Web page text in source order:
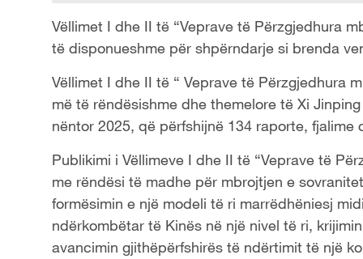
Vëllimet I dhe II të “Veprave të Përzgjedhura
të disponueshme për shpërndarje si brenda
Vëllimet I dhe II të “ Veprave të Përzgjedhura
më të rëndësishme dhe themelore të Xi
nëntor 2025, që përfshijnë 134 raporte, fjalime
Publikimi i Vëllimeve I dhe II të “Veprave të
me rëndësi të madhe për mbrojtjen e
formësimin e një modeli të ri marrëdhëniesj
ndërkombëtar të Kinës në një nivel të ri,
avancimin gjithëpërfshirës të ndërtimit të një